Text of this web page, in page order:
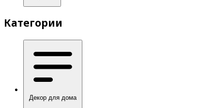
Категории
Декор для дома